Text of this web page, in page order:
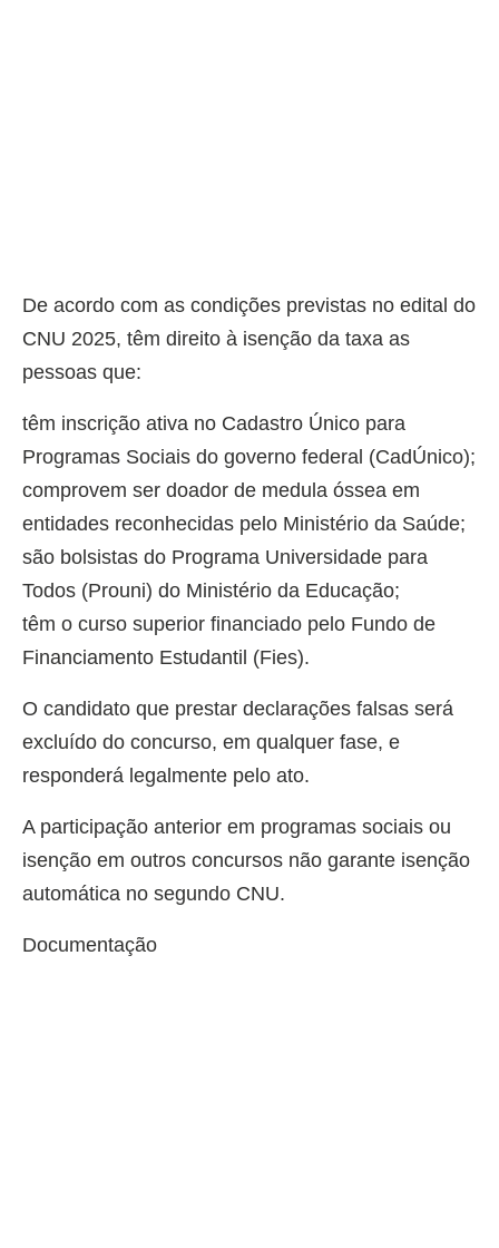
De acordo com as condições previstas no edital do
CNU 2025, têm direito à isenção da taxa as
pessoas que:
têm inscrição ativa no Cadastro Único para
Programas Sociais do governo federal (CadÚnico);
comprovem ser doador de medula óssea em
entidades reconhecidas pelo Ministério da Saúde;
são bolsistas do Programa Universidade para
Todos (Prouni) do Ministério da Educação;
têm o curso superior financiado pelo Fundo de
Financiamento Estudantil (Fies).
O candidato que prestar declarações falsas será
excluído do concurso, em qualquer fase, e
responderá legalmente pelo ato.
A participação anterior em programas sociais ou
isenção em outros concursos não garante isenção
automática no segundo CNU.
Documentação